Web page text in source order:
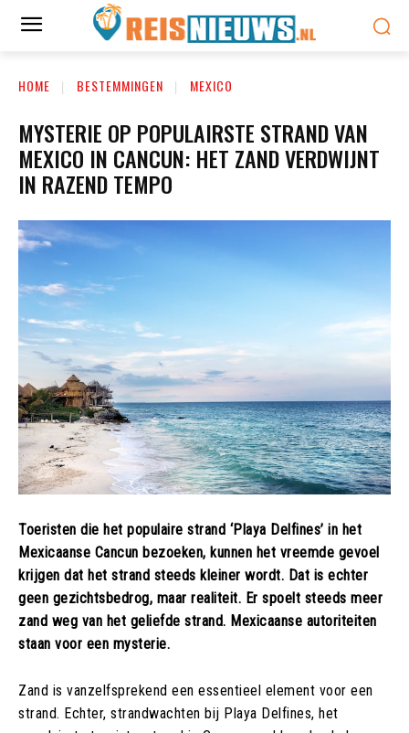
HOME BESTEMMINGEN MEXICO
MYSTERIE OP POPULAIRSTE STRAND VAN
MEXICO IN CANCUN: HET ZAND VERDWIJNT
IN RAZEND TEMPO
Toeristen die het populaire strand ‘Playa Delfines’ in het
Mexicaanse Cancun bezoeken, kunnen het vreemde gevoel
krijgen dat het strand steeds kleiner wordt. Dat is echter
geen gezichtsbedrog, maar realiteit. Er spoelt steeds meer
zand weg van het geliefde strand. Mexicaanse autoriteiten
staan voor een mysterie.
Zand is vanzelfsprekend een essentieel element voor een
strand. Echter, strandwachten bij Playa Delfines, het